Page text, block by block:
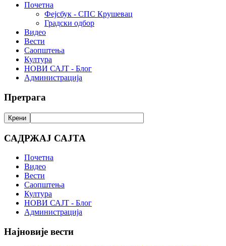
Почетна
Фејсбук - СПС Крушевац
Градски одбор
Видео
Вести
Саопштења
Култура
НОВИ САЈТ - Блог
Администрација
Претрага
САДРЖАЈ САЈТА
Почетна
Видео
Вести
Саопштења
Култура
НОВИ САЈТ - Блог
Администрација
Најновије вести